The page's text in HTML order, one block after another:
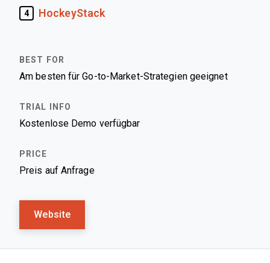
4 HockeyStack
Am besten für Go-to-Market-Strategien geeignet
Kostenlose Demo verfügbar
Preis auf Anfrage
Website